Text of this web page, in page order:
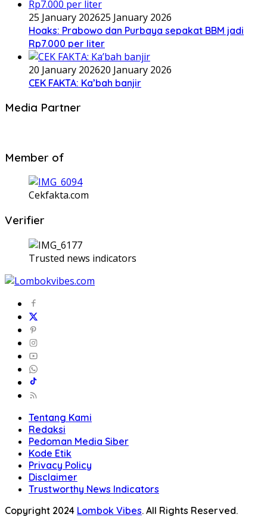
25 January 202625 January 2026
Hoaks: Prabowo dan Purbaya sepakat BBM jadi
Rp7.000 per liter
20 January 202620 January 2026
CEK FAKTA: Ka’bah banjir
Media Partner
Member of
Cekfakta.com
Verifier
Trusted news indicators
Tentang Kami
Redaksi
Pedoman Media Siber
Kode Etik
Privacy Policy
Disclaimer
Trustworthy News Indicators
Copyright 2024 Lombok Vibes. All Rights Reserved.